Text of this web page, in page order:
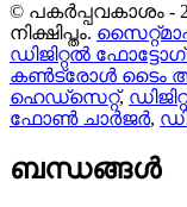
© പകർപ്പവകാശം -
നിക്ഷിപ്തം.
ഡിജിറ്റൽ
കൺട്രോൾ ടൈം
ഹെഡ്സെറ്റ്,
ഫോൺ ചാർജർ,
ബന്ധങ്ങൾ